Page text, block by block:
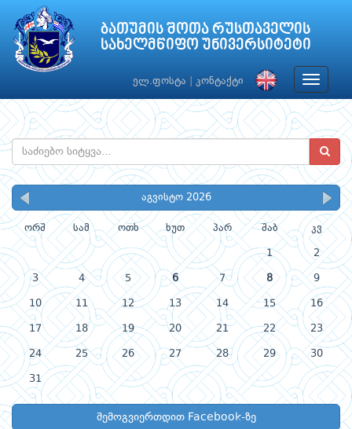
ბათუმის შოთა რუსთაველის
სახელმწიფო უნივერსიტეტი
ელ.ფოსტა კონტაქტი
Toggle
აგვისტო 2026
ორშ სამ ოთხ ხუთ პარ შაბ კვ
1 2
3 4 5 6 7 8 9
10 11 12 13 14 15 16
17 18 19 20 21 22 23
24 25 26 27 28 29 30
31
შემოგვიერთდით Facebook-ზე